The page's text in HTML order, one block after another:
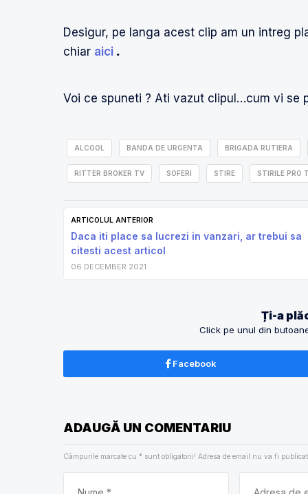
Desigur, pe langa acest clip am un intreg
chiar aici .
Voi ce spuneti ? Ati vazut clipul…cum vi se
ALCOOL BANDA DE URGENTA BRIGADA RUTIERA
RITTER BROKER TV SOFERI STIRE STIRILE PRO
ARTICOLUL ANTERIOR
Daca iti place sa lucrezi in vanzari, ar trebui sa
citesti acest articol
06 DECEMBER 2021
Ți-a
Click pe unul din
Facebook
ADAUGĂ UN COMENTARIU
Câmpurile marcate cu * sunt obligatorii! Adresa de email nu va fi